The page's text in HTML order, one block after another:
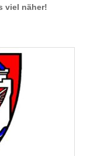
viel näher!